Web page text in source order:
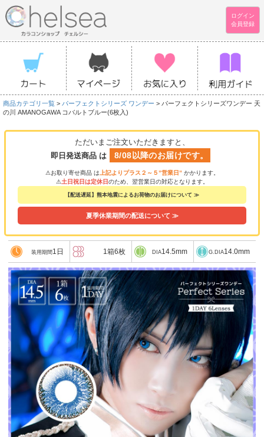
ログイン
会員登録
商品カテゴリ一覧 > パーフェクトシリーズ ワンデー > パーフェクトシリーズワンデー 天
の川 AMANOGAWA コバルトブルー(6枚入)
ただいまご注文いただきますと、
即日発送商品 は
8/08以降のお届けです。
⚠お取り寄せ商品 は 上記よりプラス２～５”営業日” かかります。
⚠土日祝日は定休日のため、翌営業日の対応となります。
【配送遅延】熊本地震によるお荷物のお届けについて ≫
夏季休業期間の配送について ≫
装用期間 1日 1箱6枚 DIA14.5mm G.DIA14.0mm